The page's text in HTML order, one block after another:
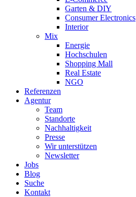
Garten & DIY
Consumer Electronics
Interior
Mix
Energie
Hochschulen
Shopping Mall
Real Estate
NGO
Referenzen
Agentur
Team
Standorte
Nachhaltigkeit
Presse
Wir unterstützen
Newsletter
Jobs
Blog
Suche
Kontakt